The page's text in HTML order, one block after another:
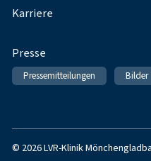
Karriere
Presse
Pressemitteilungen Bilder
© 2026 LVR-Klinik